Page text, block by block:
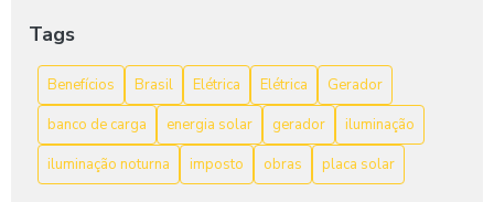
Avr Gerador: Aumente a Performance do Seu Equipamento
avr gerador: O que você precisa saber
Bateria para gerador: 7 Dicas para Escolher a Ideal
Bateria para gerador: como escolher a melhor opção para
Tags
Benefícios Brasil Elétrica Elétrica
Gerador
banco de carga
energia solar gerador
iluminação
iluminação noturna
imposto obras placa solar